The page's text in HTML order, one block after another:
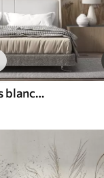
Un campo de trigo con flores blancas en primer plano, una playa y el océano al fondo, colores pastel neutros apagados